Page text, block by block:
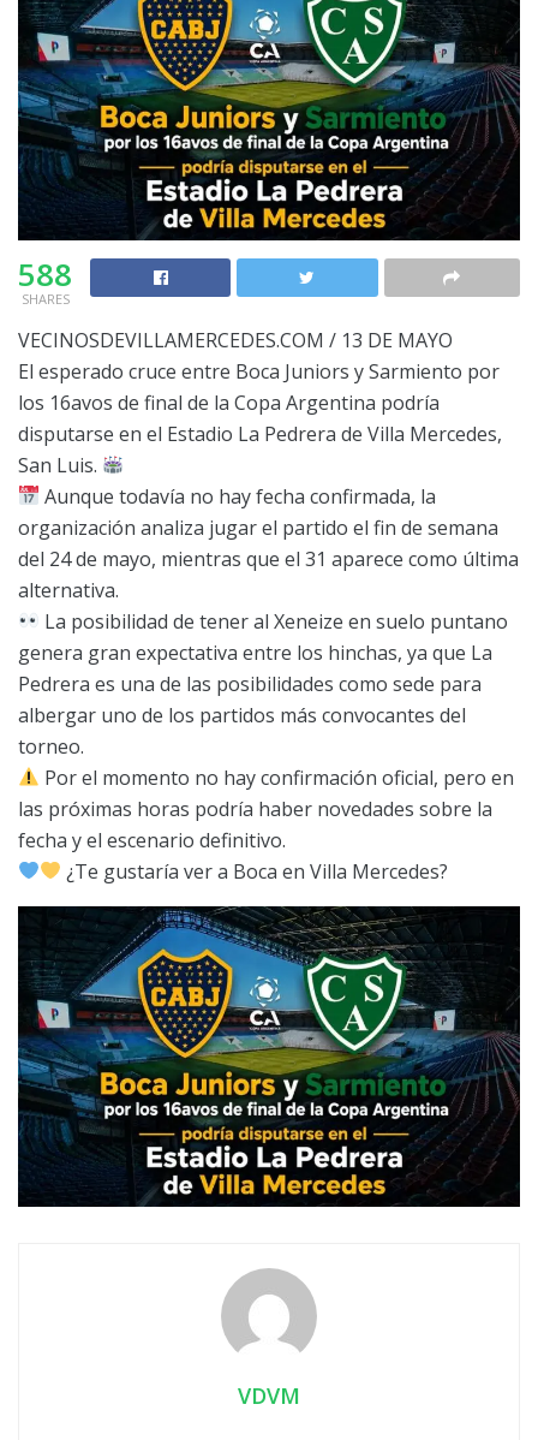
588
SHARES
VECINOSDEVILLAMERCEDES.COM / 13 DE MAYO
El esperado cruce entre Boca Juniors y Sarmiento por
los 16avos de final de la Copa Argentina podría
disputarse en el Estadio La Pedrera de Villa Mercedes,
San Luis.
Aunque todavía no hay fecha confirmada, la
organización analiza jugar el partido el fin de semana
del 24 de mayo, mientras que el 31 aparece como última
alternativa.
La posibilidad de tener al Xeneize en suelo puntano
genera gran expectativa entre los hinchas, ya que La
Pedrera es una de las posibilidades como sede para
albergar uno de los partidos más convocantes del
torneo.
Por el momento no hay confirmación oficial, pero en
las próximas horas podría haber novedades sobre la
fecha y el escenario definitivo.
¿Te gustaría ver a Boca en Villa Mercedes?
VDVM